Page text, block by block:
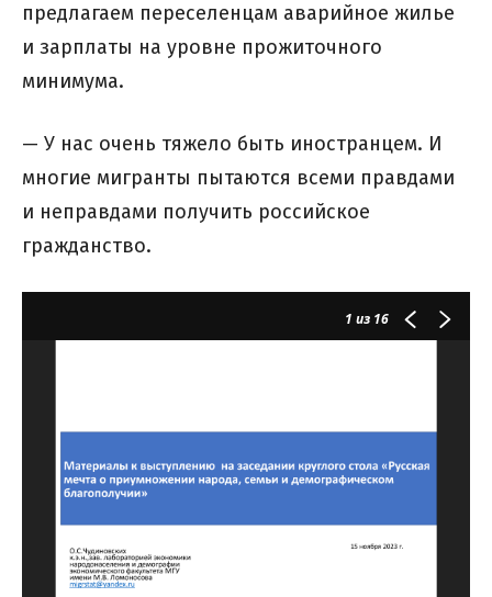
предлагаем переселенцам аварийное жилье
и зарплаты на уровне прожиточного
минимума.
— У нас очень тяжело быть иностранцем. И
многие мигранты пытаются всеми правдами
и неправдами получить российское
гражданство.
1 из 16